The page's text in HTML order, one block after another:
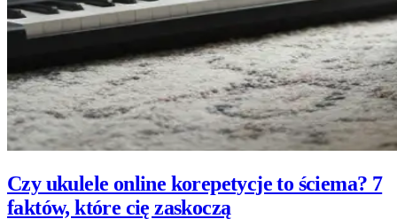
Czy ukulele online korepetycje to ściema? 7
faktów, które cię zaskoczą